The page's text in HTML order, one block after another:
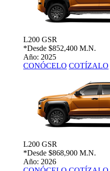
L200 GSR
*Desde $852,400 M.N.
Año: 2025
CONÓCELO COTÍZALO
L200 GSR
*Desde $868,900 M.N.
Año: 2026